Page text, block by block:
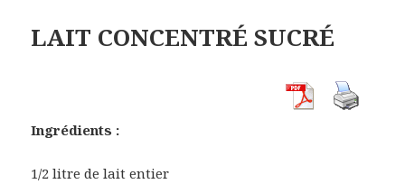
LAIT CONCENTRÉ SUCRÉ
Ingrédients :
1/2 litre de lait entier